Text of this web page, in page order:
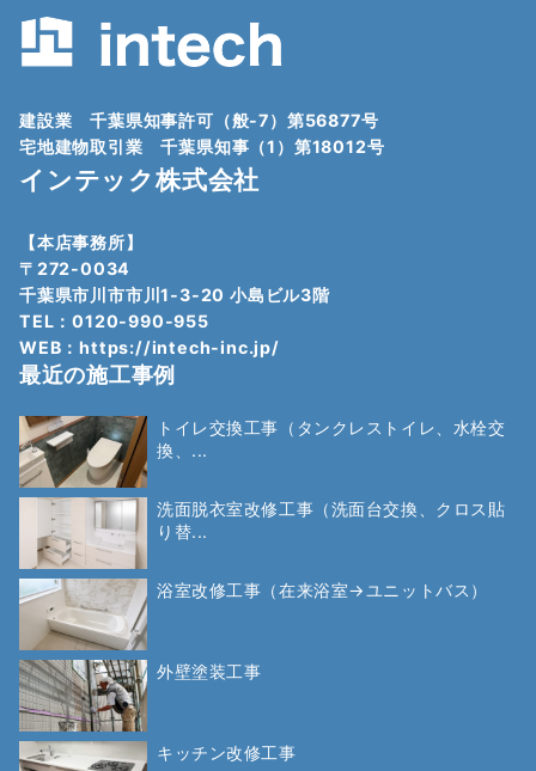
建設業 千葉県知事許可（般-7）第56877号
宅地建物取引業 千葉県知事（1）第18012号
インテック株式会社
【本店事務所】
〒272-0034
千葉県市川市市川1-3-20 小島ビル3階
TEL：0120-990-955
WEB：https://intech-inc.jp/
最近の施工事例
トイレ交換工事（タンクレストイレ、水栓交
換、...
洗面脱衣室改修工事（洗面台交換、クロス貼
り替...
浴室改修工事（在来浴室→ユニットバス）
外壁塗装工事
キッチン改修工事